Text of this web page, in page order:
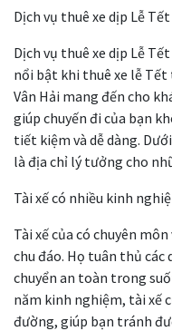
Dịch vụ thuê xe dịp Lễ
Dịch vụ thuê xe dịp Lễ
nổi bật khi thuê xe lễ Tết
Vân Hải mang đến cho
giúp chuyến đi của bạn
tiết kiệm và dễ dàng.
là địa chỉ lý tưởng cho
Tài xế có nhiều kinh
Tài xế của có chuyên
chu đáo. Họ tuân thủ các
chuyển an toàn trong
năm kinh nghiệm, tài xế
đường, giúp bạn tránh